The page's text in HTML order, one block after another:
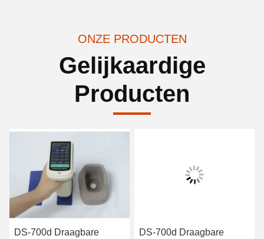
ONZE PRODUCTEN
Gelijkaardige
Producten
DS-700d Draagbare
DS-700d Draagbare